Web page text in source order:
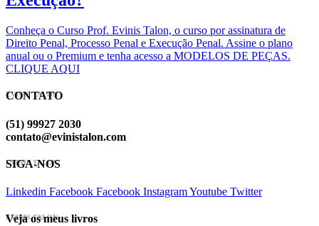
Conheça o Curso Prof. Evinis Talon, o curso por assinatura de
Direito Penal, Processo Penal e Execução Penal. Assine o plano
anual ou o Premium e tenha acesso a MODELOS DE PEÇAS.
CLIQUE AQUI
EVINIS TALON
CONTATO
(51) 99927 2030
contato@evinistalon.com
EVINIS TALON
SIGA-NOS
Linkedin Facebook Facebook InstagramYoutube Twitter
EVINIS TALON
Veja os meus livros